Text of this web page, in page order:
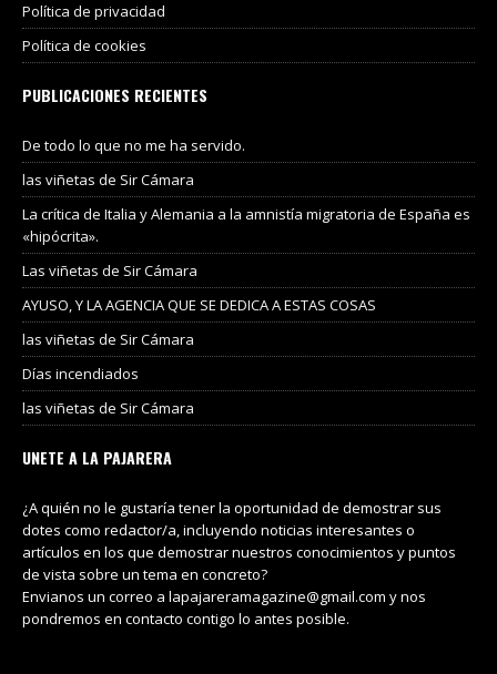
Política de privacidad
Política de cookies
PUBLICACIONES RECIENTES
De todo lo que no me ha servido.
las viñetas de Sir Cámara
La crítica de Italia y Alemania a la amnistía migratoria de España es
«hipócrita».
Las viñetas de Sir Cámara
AYUSO, Y LA AGENCIA QUE SE DEDICA A ESTAS COSAS
las viñetas de Sir Cámara
Días incendiados
las viñetas de Sir Cámara
UNETE A LA PAJARERA
¿A quién no le gustaría tener la oportunidad de demostrar sus
dotes como redactor/a, incluyendo noticias interesantes o
artículos en los que demostrar nuestros conocimientos y puntos
de vista sobre un tema en concreto?
Envianos un correo a lapajareramagazine@gmail.com y nos
pondremos en contacto contigo lo antes posible.